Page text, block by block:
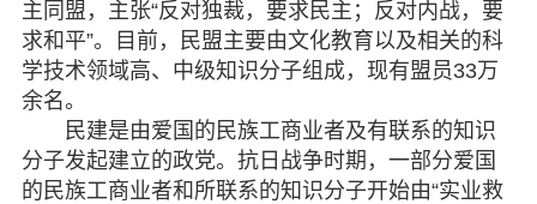
主同盟，主张“反对独裁，要求民主；反对内战，要
求和平”。目前，民盟主要由文化教育以及相关的科
学技术领域高、中级知识分子组成，现有盟员33万
余名。
民建是由爱国的民族工商业者及有联系的知识
分子发起建立的政党。抗日战争时期，一部分爱国
的民族工商业者和所联系的知识分子开始由“实业救